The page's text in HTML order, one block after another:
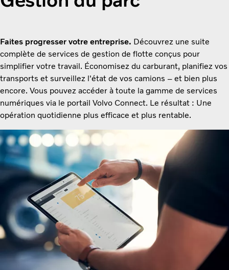
Faites progresser votre entreprise. Découvrez une suite
complète de services de gestion de flotte conçus pour
simplifier votre travail. Économisez du carburant, planifiez vos
transports et surveillez l'état de vos camions – et bien plus
encore. Vous pouvez accéder à toute la gamme de services
numériques via le portail Volvo Connect. Le résultat : Une
opération quotidienne plus efficace et plus rentable.